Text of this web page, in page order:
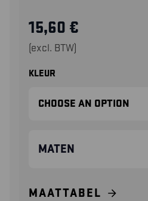
15,60 €
(excl. BTW)
KLEUR
MATEN
MAATTABEL